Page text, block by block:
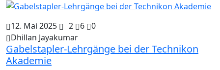
12. Mai 2025 2 6
0
Dhillan Jayakumar
Gabelstapler-Lehrgänge bei der Technikon
Akademie